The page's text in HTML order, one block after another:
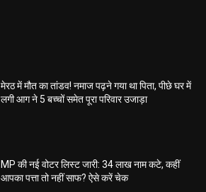
मेरठ में मौत का तांडव! नमाज पढ़ने गया था पिता, पीछे घर में
लगी आग ने 5 बच्चों समेत पूरा परिवार उजाड़ा
MP की नई वोटर लिस्ट जारी: 34 लाख नाम कटे, कहीं
आपका पत्ता तो नहीं साफ? ऐसे करें चेक